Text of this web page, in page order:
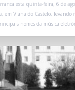
esta quinta-feira, 6 de
em Viana do Castelo, levando
nomes da música